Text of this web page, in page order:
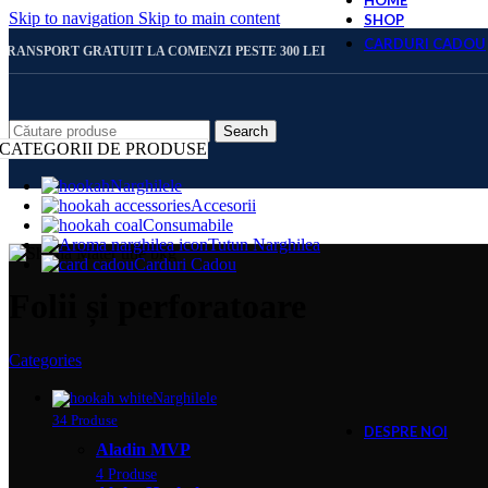
Skip to navigation Skip to main content
GRATUIT LA COMENZI PESTE 300 LEI
Search
CATEGORII DE PRODUSE
Narghilele
Accesorii
Consumabile
Tutun Narghilea
Carduri Cadou
SHOP
CARDURI CADOU
DESPRE NOI
Categories
Narghilele
34 Produse
Aladin MVP
4 Produse